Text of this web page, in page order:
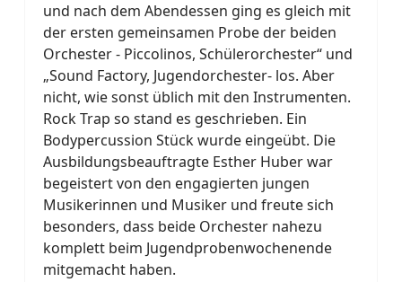
und nach dem Abendessen ging es gleich mit
der ersten gemeinsamen Probe der beiden
Orchester - Piccolinos, Schülerorchester“ und
„Sound Factory, Jugendorchester- los. Aber
nicht, wie sonst üblich mit den Instrumenten.
Rock Trap so stand es geschrieben. Ein
Bodypercussion Stück wurde eingeübt. Die
Ausbildungsbeauftragte Esther Huber war
begeistert von den engagierten jungen
Musikerinnen und Musiker und freute sich
besonders, dass beide Orchester nahezu
komplett beim Jugendprobenwochenende
mitgemacht haben.